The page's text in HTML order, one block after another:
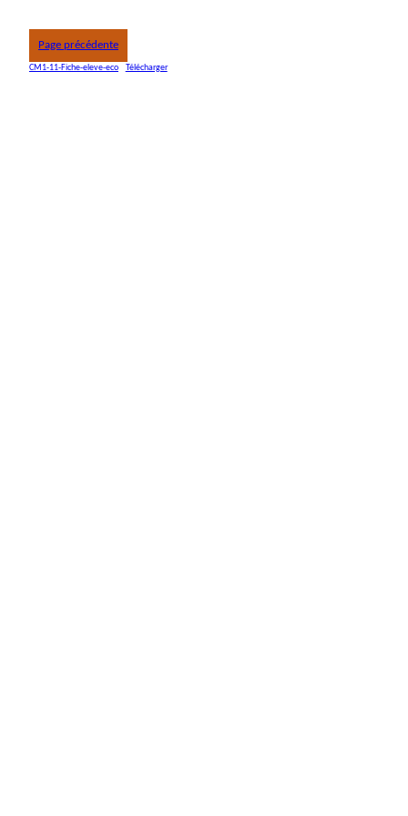
Page précédente
CM1-11-Fiche-eleve-eco Télécharger